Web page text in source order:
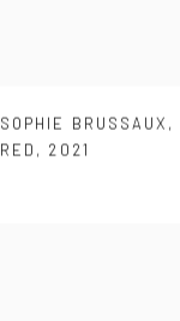
SOPHIE BRUSSAUX ,
RED , 2021